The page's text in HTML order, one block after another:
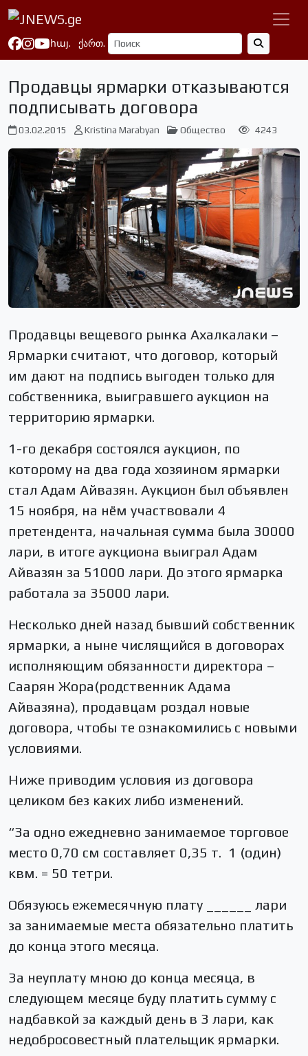
հայ. ქართ.
Продавцы ярмарки отказываются
подписывать договора
03.02.2015 Kristina Marabyan Общество 4243
Продавцы вещевого рынка Ахалкалаки –
Ярмарки считают, что договор, который
им дают на подпись выгоден только для
собственника, выигравшего аукцион на
территорию ярмарки.
1-го декабря состоялся аукцион, по
которому на два года хозяином ярмарки
стал Адам Айвазян. Аукцион был объявлен
15 ноября, на нём участвовали 4
претендента, начальная сумма была 30000
лари, в итоге аукциона выиграл Адам
Айвазян за 51000 лари. До этого ярмарка
работала за 35000 лари.
Несколько дней назад бывший собственник
ярмарки, а ныне числящийся в договорах
исполняющим обязанности директора –
Саарян Жора(родственник Адама
Айвазяна), продавцам роздал новые
договора, чтобы те ознакомились с новыми
условиями.
Ниже приводим условия из договора
целиком без каких либо изменений.
“За одно ежедневно занимаемое торговое
место 0,70 см составляет 0,35 т. 1 (один)
квм. = 50 тетри.
Обязуюсь ежемесячную плату ______ лари
за занимаемые места обязательно платить
до конца этого месяца.
За неуплату мною до конца месяца, в
следующем месяце буду платить сумму с
надбавкой за каждый день в 3 лари, как
недобросовестный плательщик ярмарки.